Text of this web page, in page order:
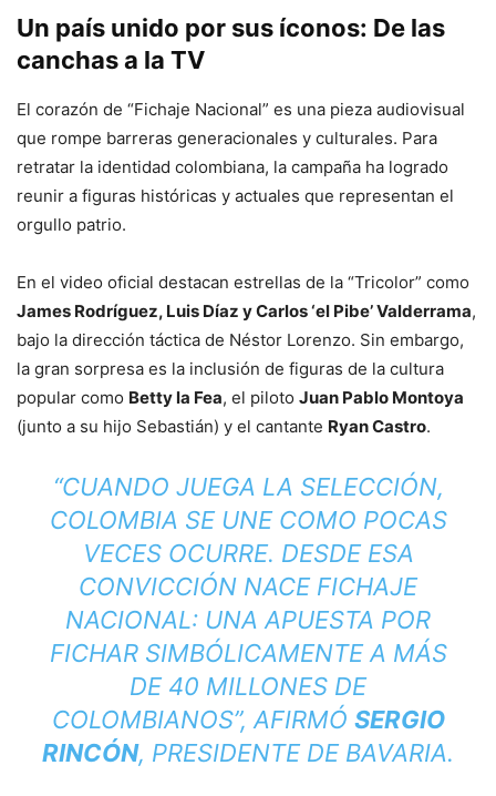
Un país unido por sus íconos: De las
canchas a la TV
El corazón de “Fichaje Nacional” es una pieza audiovisual
que rompe barreras generacionales y culturales. Para
retratar la identidad colombiana, la campaña ha logrado
reunir a figuras históricas y actuales que representan el
orgullo patrio.
En el video oficial destacan estrellas de la “Tricolor” como
James Rodríguez, Luis Díaz y Carlos ‘el Pibe’ Valderrama,
bajo la dirección táctica de Néstor Lorenzo. Sin embargo,
la gran sorpresa es la inclusión de figuras de la cultura
popular como Betty la Fea, el piloto Juan Pablo Montoya
(junto a su hijo Sebastián) y el cantante Ryan Castro.
“CUANDO JUEGA LA SELECCIÓN,
COLOMBIA SE UNE COMO POCAS
VECES OCURRE. DESDE ESA
CONVICCIÓN NACE FICHAJE
NACIONAL: UNA APUESTA POR
FICHAR SIMBÓLICAMENTE A MÁS
DE 40 MILLONES DE
COLOMBIANOS”, AFIRMÓ SERGIO
RINCÓN, PRESIDENTE DE BAVARIA.